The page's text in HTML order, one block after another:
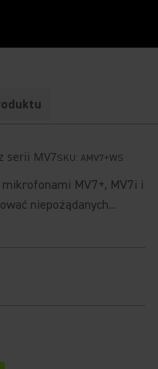
serii MV7SKU: AMV7+WS
MV7+, MV7i i
niepożądanych...